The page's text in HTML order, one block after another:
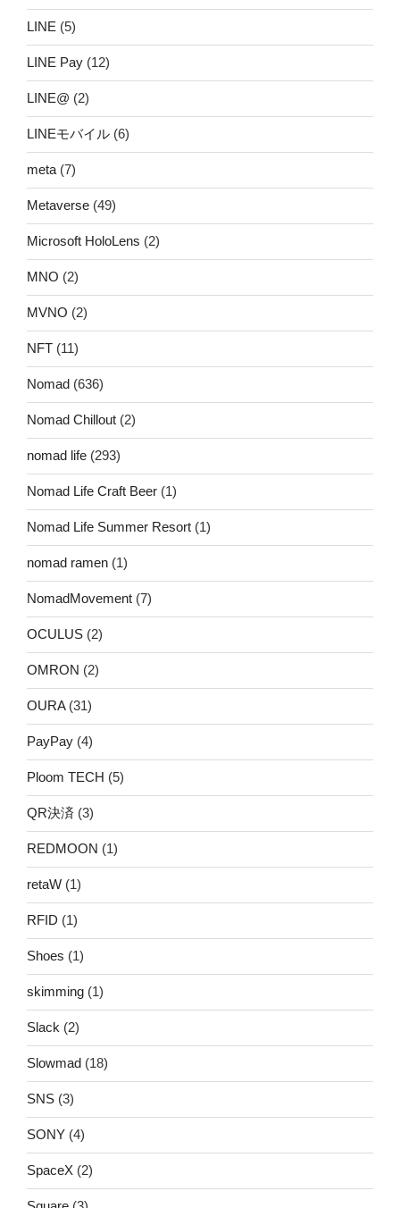
LINE (5)
LINE Pay (12)
LINE@ (2)
LINEモバイル (6)
meta (7)
Metaverse (49)
Microsoft HoloLens (2)
MNO (2)
MVNO (2)
NFT (11)
Nomad (636)
Nomad Chillout (2)
nomad life (293)
Nomad Life Craft Beer (1)
Nomad Life Summer Resort (1)
nomad ramen (1)
NomadMovement (7)
OCULUS (2)
OMRON (2)
OURA(31)
PayPay (4)
Ploom TECH (5)
QR決済 (3)
REDMOON (1)
retaW (1)
RFID (1)
Shoes (1)
skimming (1)
Slack (2)
Slowmad (18)
SNS (3)
SONY (4)
SpaceX (2)